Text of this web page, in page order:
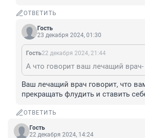
ОТВЕТИТЬ
Гость
23 декабря 2024, 01:30
Гость22 декабря 2024, 21:44
Ваш лечащий врач говорит, что
прекращать флудить и ставить
ОТВЕТИТЬ
Гость
22 декабря 2024, 14:24